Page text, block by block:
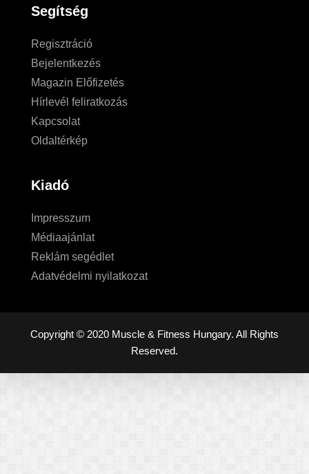
Segítség
Regisztráció
Bejelentkezés
Magazin Előfizetés
Hírlevél feliratkozás
Kapcsolat
Oldaltérkép
Kiadó
Impresszum
Médiaajánlat
Reklám segédlet
Adatvédelmi nyilatkozat
Copyright © 2020 Muscle & Fitness Hungary. All Rights
Reserved.